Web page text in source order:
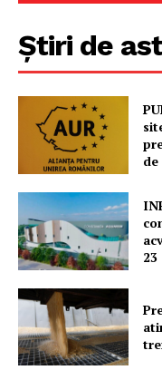
Proiecte editoriale
Rețea
Contact
Știri de
de